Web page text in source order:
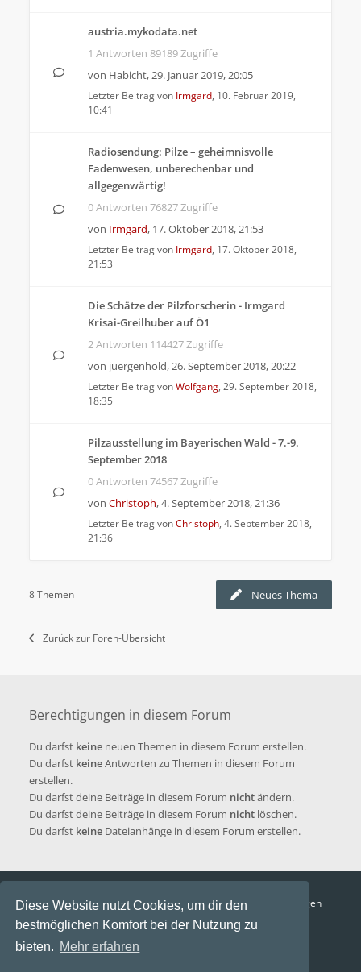
Diese Website nutzt Cookies, um dir den
bestmöglichen Komfort bei der Nutzung zu
bieten. Mehr erfahren
austria.mykodata.net
1 Antworten 89189 Zugriffe
von Habicht,29. Januar 2019, 20:05
Letzter Beitrag von Irmgard, 10. Februar 2019,
10:41
Radiosendung: Pilze – geheimnisvolle
Fadenwesen, unberechenbar und
allgegenwärtig!
0 Antworten 76827 Zugriffe
von Irmgard, 17. Oktober 2018, 21:53
Letzter Beitrag von Irmgard, 17. Oktober 2018,
21:53
Die Schätze der Pilzforscherin - Irmgard
Krisai-Greilhuber auf Ö1
2 Antworten 114427 Zugriffe
von juergenhold,26. September 2018, 20:22
Letzter Beitrag vonWolfgang, 29. September 2018,
18:35
Pilzausstellung im Bayerischen Wald - 7.-9.
September 2018
0 Antworten 74567 Zugriffe
von Christoph,4. September 2018, 21:36
Letzter Beitrag vonChristoph, 4. September 2018,
21:36
Neues Thema
8 Themen
Zurück zur Foren-Übersicht
Berechtigungen in diesem Forum
Du darfst keine neuen Themen in diesem Forum erstellen.
Du darfst keineAntworten zu Themen in diesem Forum
erstellen.
Du darfst deine Beiträge in diesem Forum nichtändern.
Du darfst deine Beiträge in diesem Forum nicht löschen.
Du darfst keine Dateianhänge in diesem Forum erstellen.
Funga Austria FAQ Datenschutz
Nutzungsbedingungen
Alle Zeiten sind UTC+02:00
Aktuelle Zeit: 8. August 2026, 21:21